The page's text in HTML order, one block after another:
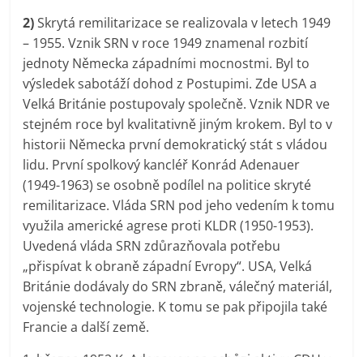
2)Skrytá remilitarizace se realizovala v letech 1949
– 1955. Vznik SRN v roce 1949 znamenal rozbití
jednoty Německa západními mocnostmi. Byl to
výsledek sabotáží dohod z Postupimi. Zde USA a
Velká Británie postupovaly společně. Vznik NDR ve
stejném roce byl kvalitativně jiným krokem. Byl to v
historii Německa první demokratický stát s vládou
lidu. První spolkový kancléř Konrád Adenauer
(1949-1963) se osobně podílel na politice skryté
remilitarizace. Vláda SRN pod jeho vedením k tomu
využila americké agrese proti KLDR (1950-1953).
Uvedená vláda SRN zdůrazňovala potřebu
„přispívat k obraně západní Evropy“. USA, Velká
Británie dodávaly do SRN zbraně, válečný materiál,
vojenské technologie. K tomu se pak připojila také
Francie a další země.